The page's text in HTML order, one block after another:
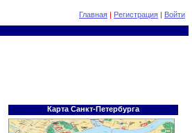
Главная | Регистрация | Войти
Карта Санкт-Петербурга